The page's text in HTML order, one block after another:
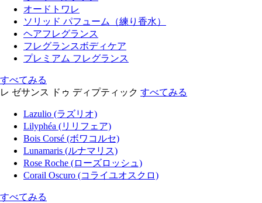
オードトワレ
ソリッド パフューム（練り香水）
ヘアフレグランス
フレグランスボディケア
プレミアム フレグランス
すべてみる
レ ゼサンス ドゥ ディプティック すべてみる
Lazulio (ラズリオ)
Lilyphéa (リリフェア)
Bois Corsé (ボワコルセ)
Lunamaris (ルナマリス)
Rose Roche (ローズロッシュ)
Corail Oscuro (コライユオスクロ)
すべてみる